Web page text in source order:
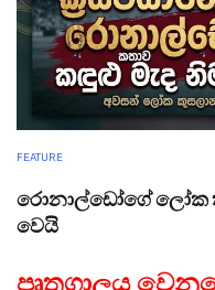
FEATURE
රොනාල්ඩෝගේ ලෝක
වෙයි
පෘතුගාලය